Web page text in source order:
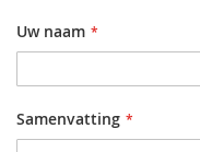
Uw naam
Samenvatting